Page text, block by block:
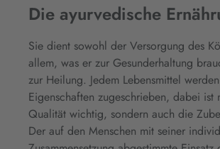
Die ayurvedische
Sie dient sowohl der Versorgung des
allem, was er zur Gesunderhaltung
zur Heilung. Jedem Lebensmittel
Eigenschaften zugeschrieben, dabei ist
Qualität wichtig, sondern auch die
Der auf den Menschen mit seiner